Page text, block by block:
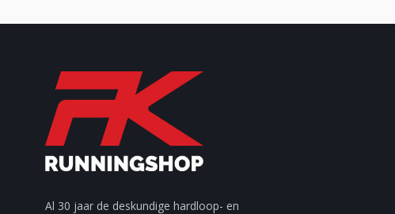
Al 30 jaar de deskundige hardloop- en